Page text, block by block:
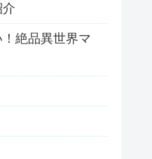
絶品異世界マ